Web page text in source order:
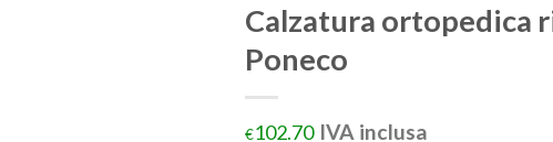
Calzatura ortopedica
Poneco
€102.70 IVA inclusa